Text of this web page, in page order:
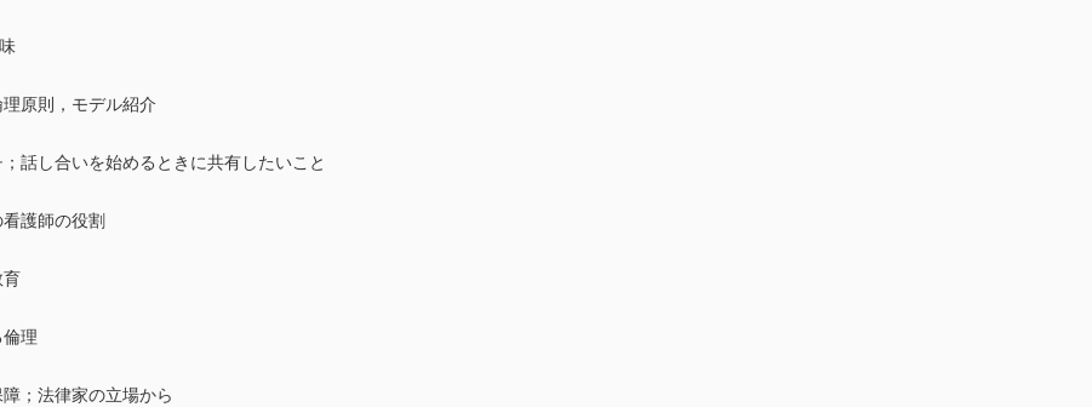
原則，モデル紹介
話し合いを始めるときに共有したいこと
護師の役割
育
理
；法律家の立場から